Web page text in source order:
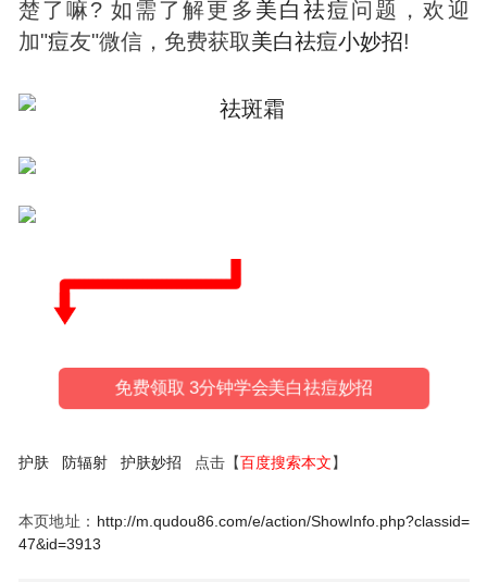
楚了嘛? 如需了解更多 美白 祛痘问题，欢迎
加"痘友"微信，免费获取美白祛痘小妙招!
免费领取 3分钟学会美白祛痘妙招
护肤 防辐射 护肤妙招 点击【百度搜索本文】
本页地址： http://m.qudou86.com/e/action/ShowInfo.php?classid=
47&id=3913